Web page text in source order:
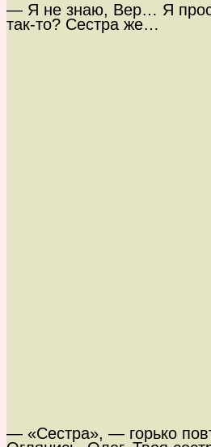
— Я не знаю, Вер… Я
так-то? Сестра же…
— «Сестра», — горько